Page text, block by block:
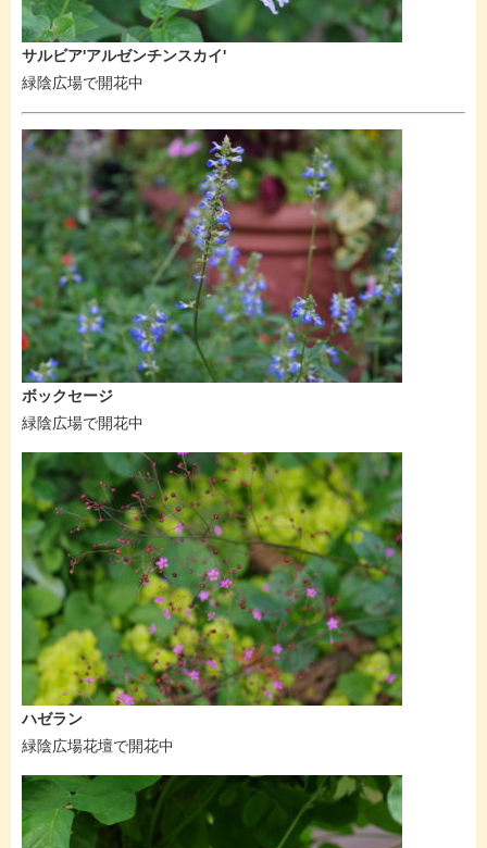
サルビア'アルゼンチンスカイ'
緑陰広場で開花中
ボックセージ
緑陰広場で開花中
ハゼラン
緑陰広場花壇で開花中